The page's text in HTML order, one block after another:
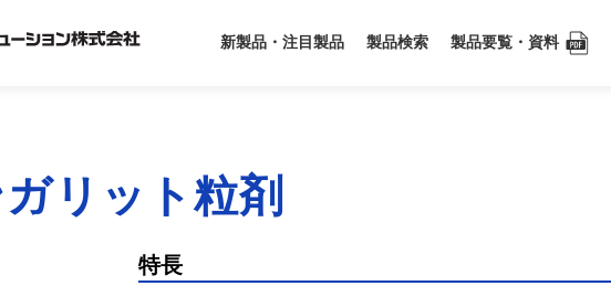
新製品・注目製品 製品検索 製品要覧・資料
リット粒剤
特長